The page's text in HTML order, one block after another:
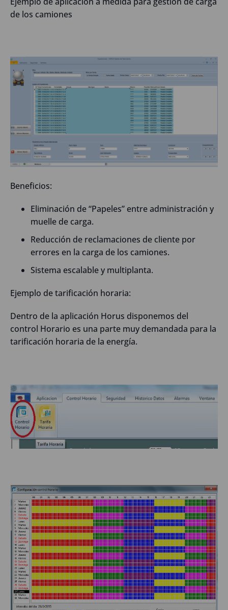
de los camiones
Beneficios:
Eliminación de “Papeles” entre administración y
muelle de carga.
Reducción de reclamaciones de cliente por
errores en la carga de los camiones.
Sistema escalable y multiplanta.
Ejemplo de tarificación horaria:
Dentro de la aplicación Horus disponemos del
control Horario es una parte muy demandada para la
tarificación horaria de la energía.